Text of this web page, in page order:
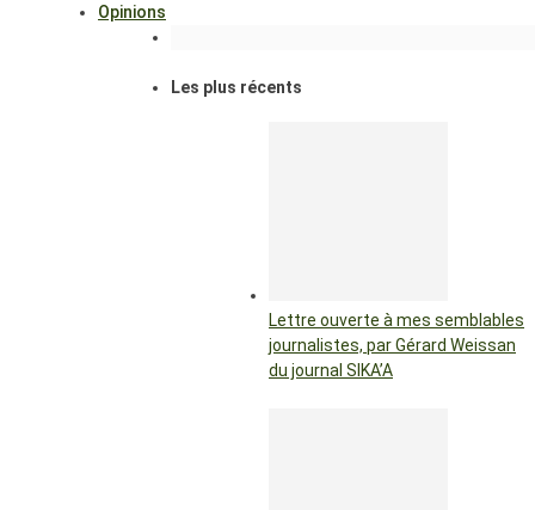
Opinions
Les plus récents
Lettre ouverte à mes semblables
journalistes, par Gérard Weissan
du journal SIKA’A